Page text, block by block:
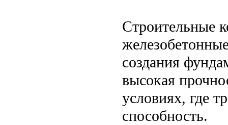
Строительные
создания
высокая
условиях, где
способность.